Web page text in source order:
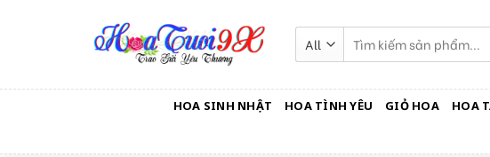
kiếm:
HOA SINH NHẬT HOA TÌNH YÊU GIỎ HOA HOA